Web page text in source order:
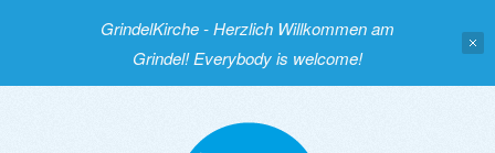
GrindelKirche - Herzlich Willkommen am
Grindel! Everybody is welcome!